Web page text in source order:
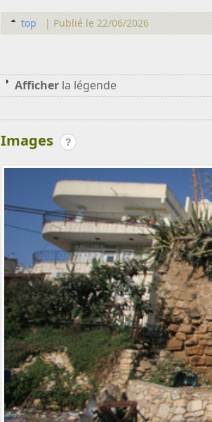
top | Publié le 22/06/2026
Afficher la légende
Images ?